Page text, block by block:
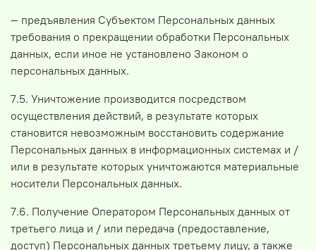
— предъявления Субъектом Персональных данных
требования о прекращении обработки Персональных
данных, если иное не установлено Законом о
персональных данных.
7.5. Уничтожение производится посредством
осуществления действий, в результате которых
становится невозможным восстановить содержание
Персональных данных в информационных системах и /
или в результате которых уничтожаются материальные
носители Персональных данных.
7.6. Получение Оператором Персональных данных от
третьего лица и / или передача (предоставление,
доступ) Персональных данных третьему лицу, а также